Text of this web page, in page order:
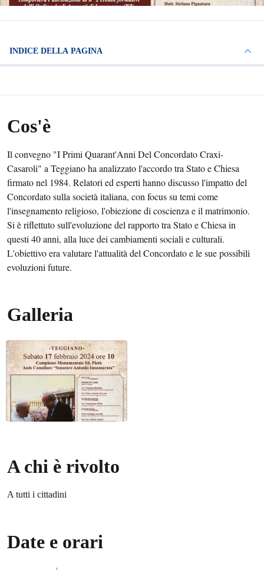
INDICE DELLA PAGINA
Cos'è
Il convegno "I Primi Quarant'Anni Del Concordato Craxi-
Casaroli" a Teggiano ha analizzato l'accordo tra Stato e Chiesa
firmato nel 1984. Relatori ed esperti hanno discusso l'impatto del
Concordato sulla società italiana, con focus su temi come
l'insegnamento religioso, l'obiezione di coscienza e il matrimonio.
Si è riflettuto sull'evoluzione del rapporto tra Stato e Chiesa in
questi 40 anni, alla luce dei cambiamenti sociali e culturali.
L'obiettivo era valutare l'attualità del Concordato e le sue possibili
evoluzioni future.
Galleria
A chi è rivolto
A tutti i cittadini
Date e orari